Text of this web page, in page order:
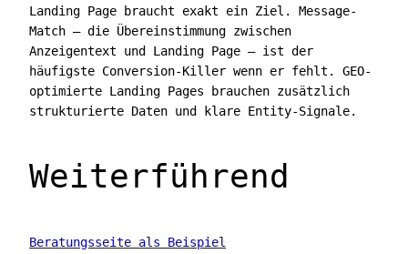
Landing Page braucht exakt ein Ziel. Message-
Match — die Übereinstimmung zwischen
Anzeigentext und Landing Page — ist der
häufigste Conversion-Killer wenn er fehlt. GEO-
optimierte Landing Pages brauchen zusätzlich
strukturierte Daten und klare Entity-Signale.
Weiterführend
Beratungsseite als Beispiel